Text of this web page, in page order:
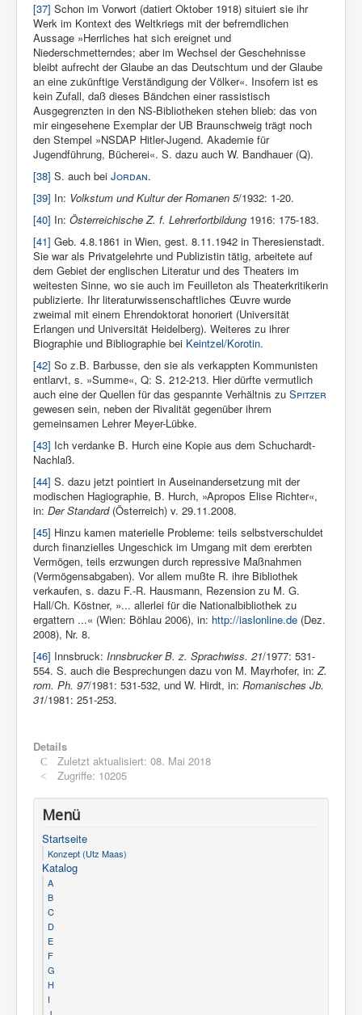
[37] Schon im Vorwort (datiert Oktober 1918) situiert sie ihr
Werk im Kontext des Weltkriegs mit der befremdlichen
Aussage »Herrliches hat sich ereignet und
Niederschmetterndes; aber im Wechsel der Geschehnisse
bleibt aufrecht der Glaube an das Deutschtum und der Glaube
an eine zukünftige Verständigung der Völker«. Insofern ist es
kein Zufall, daß dieses Bändchen einer rassistisch
Ausgegrenzten in den NS-Bibliotheken stehen blieb: das von
mir eingesehene Exemplar der UB Braunschweig trägt noch
den Stempel »NSDAP Hitler-Jugend. Akademie für
Jugendführung, Bücherei«. S. dazu auch W. Bandhauer (Q).
[38] S. auch bei Jordan.
[39] In: Volkstum und Kultur der Romanen 5/1932: 1-20.
[40] In: Österreichische Z. f. Lehrerfortbildung 1916: 175-183.
[41] Geb. 4.8.1861 in Wien, gest. 8.11.1942 in Theresienstadt.
Sie war als Privatgelehrte und Publizistin tätig, arbeitete auf
dem Gebiet der englischen Literatur und des Theaters im
weitesten Sinne, wo sie auch im Feuilleton als Theaterkritikerin
publizierte. Ihr literaturwissenschaftliches Œuvre wurde
zweimal mit einem Ehrendoktorat honoriert (Universität
Erlangen und Universität Heidelberg). Weiteres zu ihrer
Biographie und Bibliographie bei Keintzel/Korotin.
[42] So z.B. Barbusse, den sie als verkappten Kommunisten
entlarvt, s. »Summe«, Q: S. 212-213. Hier dürfte vermutlich
auch eine der Quellen für das gespannte Verhältnis zu Spitzer
gewesen sein, neben der Rivalität gegenüber ihrem
gemeinsamen Lehrer Meyer-Lübke.
[43] Ich verdanke B. Hurch eine Kopie aus dem Schuchardt-
Nachlaß.
[44] S. dazu jetzt pointiert in Auseinandersetzung mit der
modischen Hagiographie, B. Hurch, »Apropos Elise Richter«,
in: Der Standard(Österreich) v. 29.11.2008.
[45] Hinzu kamen materielle Probleme: teils selbstverschuldet
durch finanzielles Ungeschick im Umgang mit dem ererbten
Vermögen, teils erzwungen durch repressive Maßnahmen
(Vermögensabgaben). Vor allem mußte R. ihre Bibliothek
verkaufen, s. dazu F.-R. Hausmann, Rezension zu M. G.
Hall/Ch. Köstner, »... allerlei für die Nationalbibliothek zu
ergattern ...« (Wien: Böhlau 2006), in: http://iaslonline.de (Dez.
2008), Nr. 8.
[46] Innsbruck: Innsbrucker B. z. Sprachwiss. 21/1977: 531-
554. S. auch die Besprechungen dazu von M. Mayrhofer, in:Z.
rom. Ph. 97/1981: 531-532, und W. Hirdt, in: Romanisches Jb.
31/1981: 251-253.
Details
Zuletzt aktualisiert: 08. Mai 2018
Zugriffe: 10205
Menü
Startseite
Konzept (Utz Maas)
Katalog
A
B
C
D
E
F
G
H
I